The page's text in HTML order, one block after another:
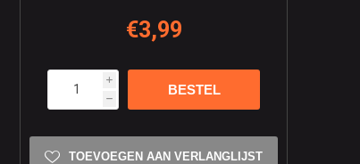
€3,99
i
h
TOEVOEGEN AAN VERLANGLIJST